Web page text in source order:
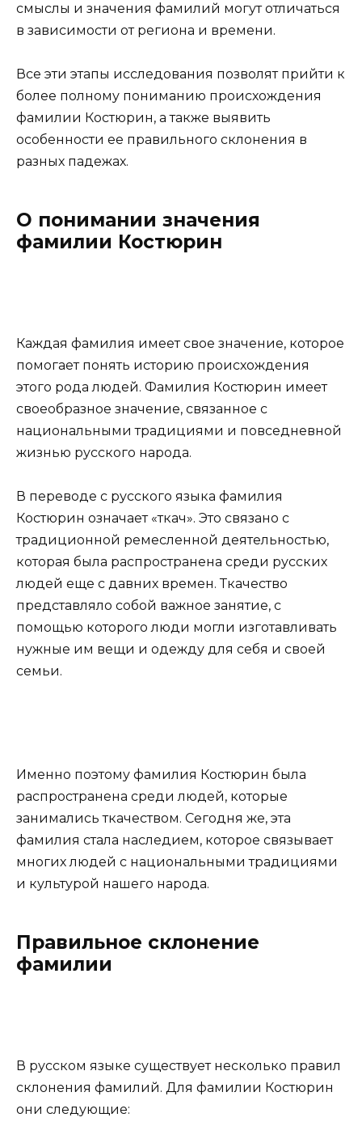
смыслы и значения фамилий могут отличаться
в зависимости от региона и времени.
Все эти этапы исследования позволят прийти к
более полному пониманию происхождения
фамилии Костюрин, а также выявить
особенности ее правильного склонения в
разных падежах.
О понимании значения
фамилии Костюрин
Каждая фамилия имеет свое значение, которое
помогает понять историю происхождения
этого рода людей. Фамилия Костюрин имеет
своеобразное значение, связанное с
национальными традициями и повседневной
жизнью русского народа.
В переводе с русского языка фамилия
Костюрин означает «ткач». Это связано с
традиционной ремесленной деятельностью,
которая была распространена среди русских
людей еще с давних времен. Ткачество
представляло собой важное занятие, с
помощью которого люди могли изготавливать
нужные им вещи и одежду для себя и своей
семьи.
Именно поэтому фамилия Костюрин была
распространена среди людей, которые
занимались ткачеством. Сегодня же, эта
фамилия стала наследием, которое связывает
многих людей с национальными традициями
и культурой нашего народа.
Правильное склонение
фамилии
В русском языке существует несколько правил
склонения фамилий. Для фамилии Костюрин
они следующие: